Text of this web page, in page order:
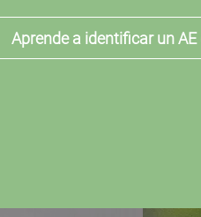
Aprende a identificar un AE